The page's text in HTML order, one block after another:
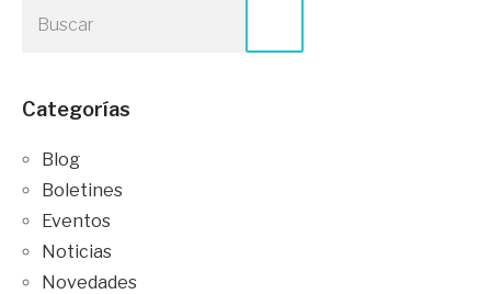
Categorías
Blog
Boletines
Eventos
Noticias
Novedades